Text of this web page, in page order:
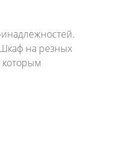
на резных